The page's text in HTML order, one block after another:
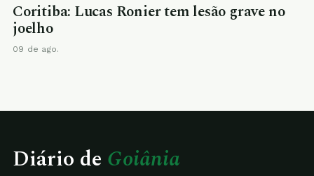
Coritiba: Lucas Ronier tem lesão grave no
joelho
09 de ago.
Diário de Goiânia